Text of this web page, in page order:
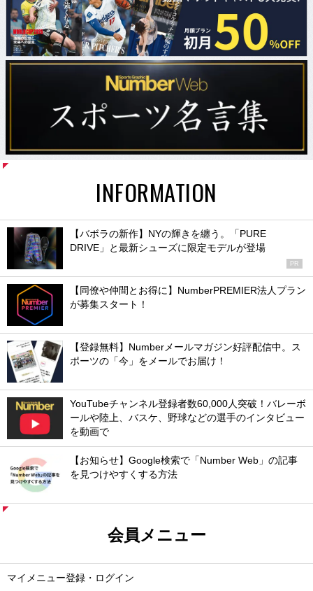
INFORMATION
【バボラの新作】NYの輝きを纏う。「PURE
DRIVE」と最新シューズに限定モデルが登場
PR
【同僚や仲間とお得に】NumberPREMIER法人プラン
が募集スタート！
【登録無料】Numberメールマガジン好評配信中。ス
ポーツの「今」をメールでお届け！
YouTubeチャンネル登録者数60,000人突破！バレーボ
ールや陸上、バスケ、野球などの選手のインタビュー
を動画で
【お知らせ】Google検索で「Number Web」の記事
を見つけやすくする方法
会員メニュー
マイメニュー登録・ログイン